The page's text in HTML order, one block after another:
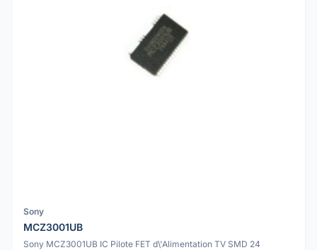
Sony
MCZ3001UB
Sony MCZ3001UB IC Pilote FET d\'Alimentation TV SMD 24